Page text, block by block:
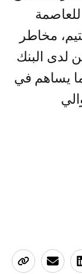
مليون سنتيم، مخاطر
لدى البنك
ما يساهم في